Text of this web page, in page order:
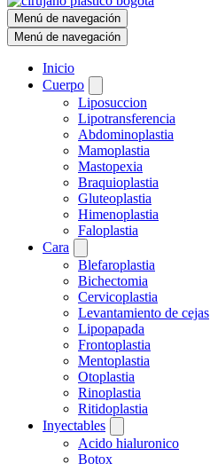
Menú de navegación
Menú de navegación
Inicio
Cuerpo
Liposuccion
Lipotransferencia
Abdominoplastia
Mamoplastia
Mastopexia
Braquioplastia
Gluteoplastia
Himenoplastia
Faloplastia
Cara
Blefaroplastia
Bichectomia
Cervicoplastia
Levantamiento de cejas
Lipopapada
Frontoplastia
Mentoplastia
Otoplastia
Rinoplastia
Ritidoplastia
Inyectables
Acido hialuronico
Botox